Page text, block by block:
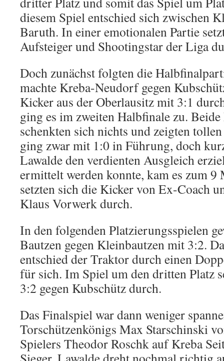
diesem Spiel entschied sich zwischen
Baruth. In einer emotionalen Partie
Aufsteiger und Shootingstar der Liga
Doch zunächst folgten die
machte Kreba-Neudorf gegen
Kicker aus der Oberlausitz mit 3:1
ging es im zweiten Halbfinale zu.
schenkten sich nichts und zeigten
ging zwar mit 1:0 in Führung, doch
Lawalde den verdienten Ausgleich
ermittelt werden konnte, kam es zum 9
setzten sich die Kicker von Ex-Coach
Klaus Vorwerk durch.
In den folgenden Platzierungsspielen
Bautzen gegen Kleinbautzen mit 3:2.
entschied der Traktor durch einen
für sich. Im Spiel um den dritten Platz
3:2 gegen Kubschütz durch.
Das Finalspiel war dann weniger
Torschützenkönigs Max Starschinski
Spielers Theodor Roschk auf Kreba